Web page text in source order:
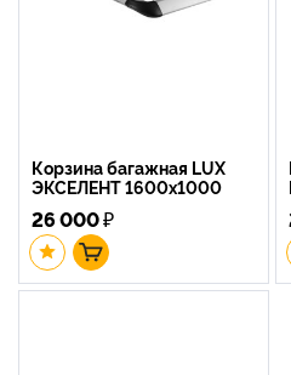
Корзина багажная LUX
ЭКСЕЛЕНТ 1600х1000
26 000₽